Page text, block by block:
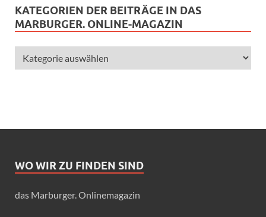
KATEGORIEN DER BEITRÄGE IN DAS
MARBURGER. ONLINE-MAGAZIN
WO WIR ZU FINDEN SIND
das Marburger. Onlinemagazin